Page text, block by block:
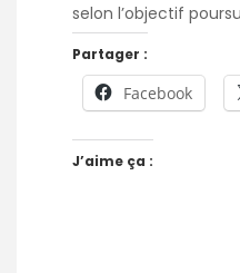
selon l’objectif
Partager :
Facebook
J’aime ça :